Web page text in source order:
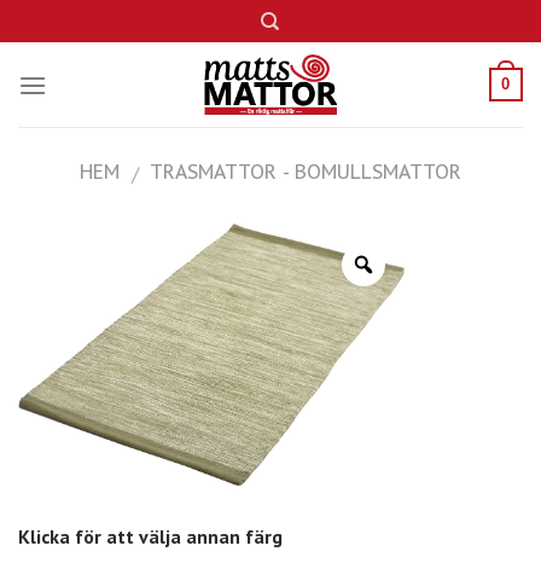
to
content
0
HEM / TRASMATTOR - BOMULLSMATTOR
Klicka för att välja annan färg